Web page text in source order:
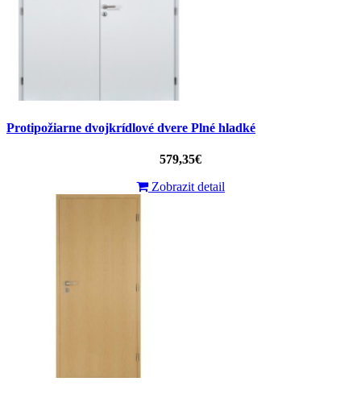
Protipožiarne dvojkrídlové dvere Plné hladké
579,35€
Zobrazit detail